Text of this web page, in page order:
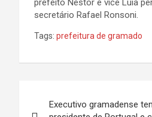
prefeito Nestor e vice Luia
secretário Rafael Ronsoni.
Tags: prefeitura de gramado
Executivo gramadense